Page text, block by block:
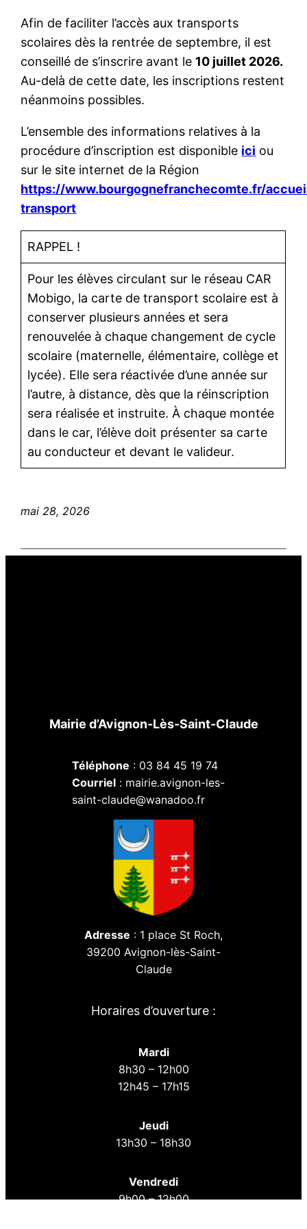
Afin de faciliter l’accès aux transports
scolaires dès la rentrée de septembre, il est
conseillé de s’inscrire avant le 10 juillet 2026.
Au-delà de cette date, les inscriptions restent
néanmoins possibles.
L’ensemble des informations relatives à la
procédure d’inscription est disponible ici ou
sur le site internet de la Région
https://www.bourgognefranchecomte.fr/
transport
RAPPEL !
Pour les élèves circulant sur le réseau CAR
Mobigo, la carte de transport scolaire est à
conserver plusieurs années et sera
renouvelée à chaque changement de cycle
scolaire (maternelle, élémentaire, collège et
lycée). Elle sera réactivée d’une année sur
l’autre, à distance, dès que la réinscription
sera réalisée et instruite. À chaque montée
dans le car, l’élève doit présenter sa carte
au conducteur et devant le valideur.
mai 28, 2026
Mairie d’Avignon-Lès-Saint-Claude
Téléphone : 03 84 45 19 74
Courriel: mairie.avignon-les-
saint-claude@wanadoo.fr
Adresse : 1 place St Roch,
39200 Avignon-lès-Saint-
Claude
Horaires d’ouverture :
Mardi
8h30 – 12h00
12h45 – 17h15
Jeudi
13h30 – 18h30
Vendredi
9h00 – 12h00